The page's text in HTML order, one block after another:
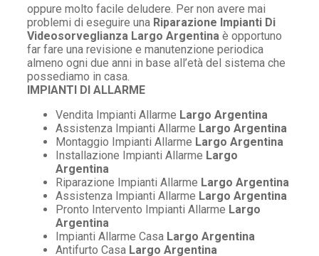
oppure molto facile deludere. Per non avere mai
problemi di eseguire una Riparazione Impianti Di
Videosorveglianza Largo Argentina è opportuno
far fare una revisione e manutenzione periodica
almeno ogni due anni in base all’età del sistema che
possediamo in casa.
IMPIANTI DI ALLARME
Vendita Impianti Allarme Largo Argentina
Assistenza Impianti Allarme Largo Argentina
Montaggio Impianti Allarme Largo Argentina
Installazione Impianti Allarme Largo
Argentina
Riparazione Impianti Allarme Largo Argentina
Assistenza Impianti Allarme Largo Argentina
Pronto Intervento Impianti Allarme Largo
Argentina
Impianti Allarme Casa Largo Argentina
Antifurto Casa Largo Argentina